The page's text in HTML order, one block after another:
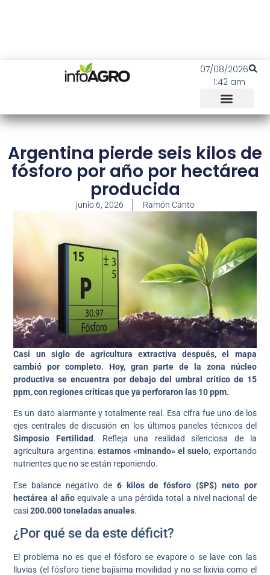
07/08/2026
1:42 am
Argentina pierde seis kilos de
fósforo por año por hectárea
producida
junio 6, 2026 Ramón Canto
Casi un siglo de agricultura extractiva después, el mapa
cambió por completo. Hoy, gran parte de la zona núcleo
productiva se encuentra por debajo del umbral crítico de 15
ppm, con regiones críticas que ya perforaron las 10 ppm.
Es un dato alarmante y totalmente real. Esa cifra fue uno de los
ejes centrales de discusión en los últimos paneles técnicos del
Simposio Fertilidad. Refleja una realidad silenciosa de la
agricultura argentina: estamos «minando» el suelo, exportando
nutrientes que no se están reponiendo.
Ese balance negativo de 6 kilos de fósforo ($P$) neto por
hectárea al añoequivale a una pérdida total a nivel nacional de
casi200.000 toneladas anuales.
¿Por qué se da este déficit?
El problema no es que el fósforo se evapore o se lave con las
lluvias (el fósforo tiene bajísima movilidad y no se lixivia como el